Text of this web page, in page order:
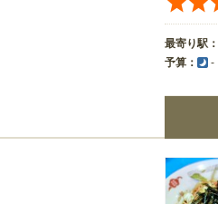
最寄り駅：
予算： -